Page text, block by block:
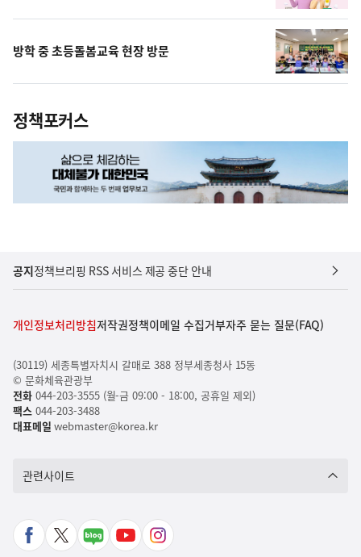
방학 중 초등돌봄교육 현장 방문
정책포커스
공지정책브리핑 RSS 서비스 제공 중단 안내
개인정보처리방침저작권정책이메일 수집거부자주 묻는 질문(FAQ)
(30119) 세종특별자치시 갈매로 388 정부세종청사 15동
© 문화체육관광부
전화044-203-3555 (월-금 09:00 - 18:00, 공휴일 제외)
팩스044-203-3488
대표메일 webmaster@korea.kr
관련사이트
페
X
네
유
인